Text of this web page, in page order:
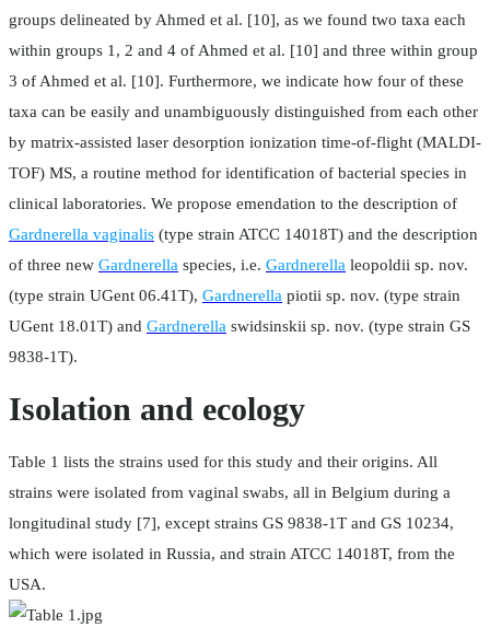
groups delineated by Ahmed et al. [10], as we found two taxa each
within groups 1, 2 and 4 of Ahmed et al. [10] and three within group
3 of Ahmed et al. [10]. Furthermore, we indicate how four of these
taxa can be easily and unambiguously distinguished from each other
by matrix-assisted laser desorption ionization time-of-flight (MALDI-
TOF) MS, a routine method for identification of bacterial species in
clinical laboratories. We propose emendation to the description of
Gardnerella vaginalis (type strain ATCC 14018T) and the description
of three new Gardnerella species, i.e. Gardnerella leopoldii sp. nov.
(type strain UGent 06.41T), Gardnerella piotii sp. nov. (type strain
UGent 18.01T) and Gardnerella swidsinskii sp. nov. (type strain GS
9838-1T).
Isolation and ecology
Table 1 lists the strains used for this study and their origins. All
strains were isolated from vaginal swabs, all in Belgium during a
longitudinal study [7], except strains GS 9838-1T and GS 10234,
which were isolated in Russia, and strain ATCC 14018T, from the
USA.